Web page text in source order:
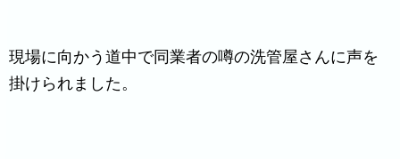
現場に向かう道中で同業者の噂の洗管屋さんに声を
掛けられました。